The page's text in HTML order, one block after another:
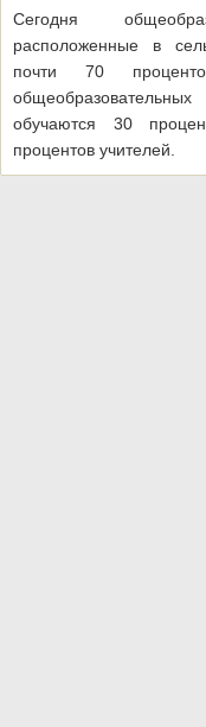
Сегодня
расположенные в
почти 70
обучаются 30
процентов учителей.